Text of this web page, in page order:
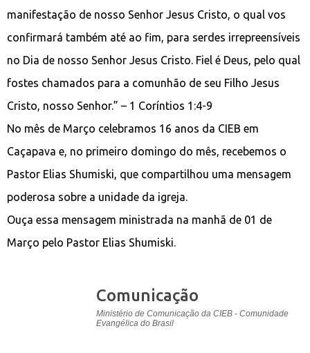
manifestação de nosso Senhor Jesus Cristo, o qual vos
confirmará também até ao fim, para serdes irrepreensíveis
no Dia de nosso Senhor Jesus Cristo. Fiel é Deus, pelo qual
fostes chamados para a comunhão de seu Filho Jesus
Cristo, nosso Senhor.” – 1 Coríntios 1:4-9
No mês de Março celebramos 16 anos da CIEB em
Caçapava e, no primeiro domingo do mês, recebemos o
Pastor Elias Shumiski, que compartilhou uma mensagem
poderosa sobre a unidade da igreja.
Ouça essa mensagem ministrada na manhã de 01 de
Março pelo Pastor Elias Shumiski.
Comunicação
Ministério de Comunicação da CIEB - Comunidade
Evangélica do Brasil